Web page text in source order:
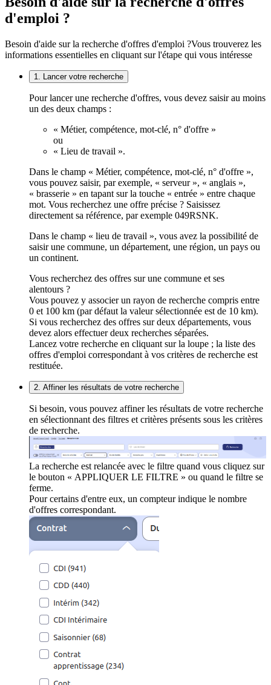
d'emploi ?
Besoin d'aide sur la recherche d'offres d'emploi ?Vous trouverez les
informations essentielles en cliquant sur l'étape qui vous intéresse
1. Lancer votre recherche
Pour lancer une recherche d'offres, vous devez saisir au moins
un des deux champs :
« Métier, compétence, mot-clé, n° d'offre »
ou
« Lieu de travail ».
Dans le champ « Métier, compétence, mot-clé, n° d'offre »,
vous pouvez saisir, par exemple, « serveur », « anglais »,
« brasserie » en tapant sur la touche « entrée » entre chaque
mot. Vous recherchez une offre précise ? Saisissez
directement sa référence, par exemple 049RSNK.
Dans le champ « lieu de travail », vous avez la possibilité de
saisir une commune, un département, une région, un pays ou
un continent.
Vous recherchez des offres sur une commune et ses
alentours ?
Vous pouvez y associer un rayon de recherche compris entre
0 et 100 km (par défaut la valeur sélectionnée est de 10 km).
Si vous recherchez des offres sur deux départements, vous
devez alors effectuer deux recherches séparées.
Lancez votre recherche en cliquant sur la loupe ; la liste des
offres d'emploi correspondant à vos critères de recherche est
restituée.
2. Affiner les résultats de votre recherche
Si besoin, vous pouvez affiner les résultats de votre recherche
en sélectionnant des filtres et critères présents sous les critères
de recherche.
La recherche est relancée avec le filtre quand vous cliquez sur
le bouton « APPLIQUER LE FILTRE » ou quand le filtre se
ferme.
Pour certains d'entre eux, un compteur indique le nombre
d'offres correspondant.